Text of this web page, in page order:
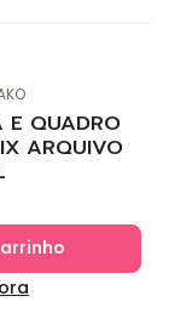
E QUADRO
ARQUIVO